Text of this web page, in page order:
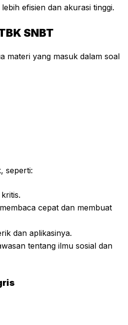
efisien dan akurasi tinggi.
SNBT
materi yang masuk dalam soal
seperti:
cepat dan membuat
dan aplikasinya.
tentang ilmu sosial dan